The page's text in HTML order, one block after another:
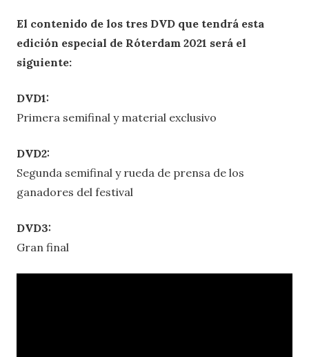
El contenido de los tres DVD que tendrá esta
edición especial de Róterdam 2021 será el
siguiente:
DVD1:
Primera semifinal y material exclusivo
DVD2:
Segunda semifinal y rueda de prensa de los
ganadores del festival
DVD3:
Gran final